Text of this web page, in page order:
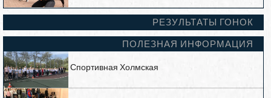
РЕЗУЛЬТАТЫ ГОНОК
ПОЛЕЗНАЯ ИНФОРМАЦИЯ
Спортивная Холмская